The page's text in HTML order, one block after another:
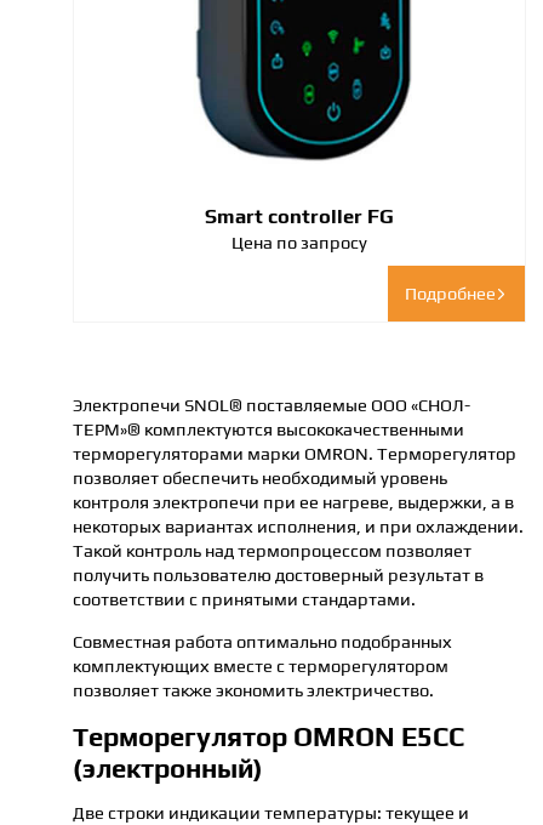
Smart controller FG
Цена по запросу
Подробнее
Электропечи SNOL® поставляемые ООО «СНОЛ-
ТЕРМ»® комплектуются высококачественными
терморегуляторами марки OMRON. Терморегулятор
позволяет обеспечить необходимый уровень
контроля электропечи при ее нагреве, выдержки, а в
некоторых вариантах исполнения, и при охлаждении.
Такой контроль над термопроцессом позволяет
получить пользователю достоверный результат в
соответствии с принятыми стандартами.
Совместная работа оптимально подобранных
комплектующих вместе с терморегулятором
позволяет также экономить электричество.
Терморегулятор OMRON E5CС
(электронный)
Две строки индикации температуры: текущее и